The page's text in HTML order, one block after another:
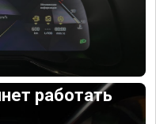
работать